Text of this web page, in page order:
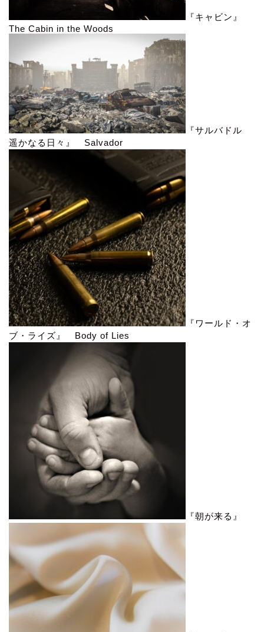
『キャビン』
The Cabin in the Woods
『サルバドル
遥かなる日々』 Salvador
『ワールド・オ
ブ・ライズ』 Body of Lies
『朝が来る』